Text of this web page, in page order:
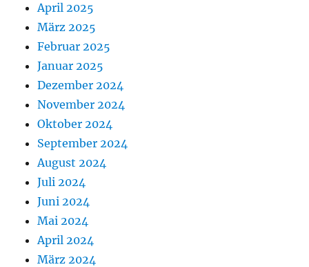
April 2025
März 2025
Februar 2025
Januar 2025
Dezember 2024
November 2024
Oktober 2024
September 2024
August 2024
Juli 2024
Juni 2024
Mai 2024
April 2024
März 2024